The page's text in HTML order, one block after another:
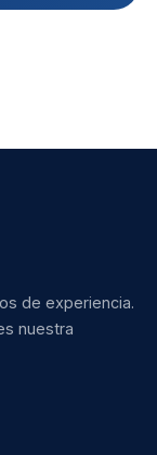
de experiencia.
nuestra